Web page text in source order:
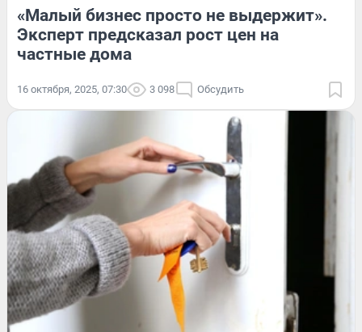
«Малый бизнес просто не выдержит».
Эксперт предсказал рост цен на
частные дома
16 октября, 2025, 07:30 3 098 Обсудить